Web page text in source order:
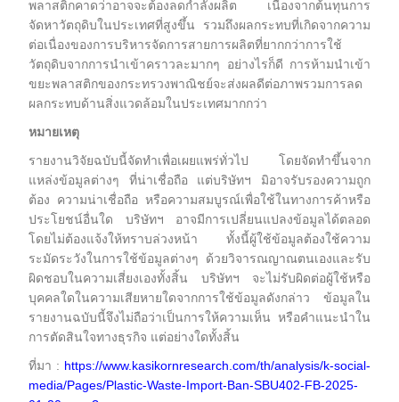
พลาสติกคาดว่าอาจจะต้องลดกำลังผลิต เนื่องจากต้นทุนการ
จัดหาวัตถุดิบในประเทศที่สูงขึ้น รวมถึงผลกระทบที่เกิดจากความ
ต่อเนื่องของการบริหารจัดการสายการผลิตที่ยากกว่าการใช้
วัตถุดิบจากการนำเข้าคราวละมากๆ อย่างไรก็ดี การห้ามนำเข้า
ขยะพลาสติกของกระทรวงพาณิชย์จะส่งผลดีต่อภาพรวมการลด
ผลกระทบด้านสิ่งแวดล้อมในประเทศมากกว่า
หมายเหตุ
รายงานวิจัยฉบับนี้จัดทำเพื่อเผยแพร่ทั่วไป โดยจัดทำขึ้นจาก
แหล่งข้อมูลต่างๆ ที่น่าเชื่อถือ แต่บริษัทฯ มิอาจรับรองความถูก
ต้อง ความน่าเชื่อถือ หรือความสมบูรณ์เพื่อใช้ในทางการค้าหรือ
ประโยชน์อื่นใด บริษัทฯ อาจมีการเปลี่ยนแปลงข้อมูลได้ตลอด
โดยไม่ต้องแจ้งให้ทราบล่วงหน้า ทั้งนี้ผู้ใช้ข้อมูลต้องใช้ความ
ระมัดระวังในการใช้ข้อมูลต่างๆ ด้วยวิจารณญาณตนเองและรับ
ผิดชอบในความเสี่ยงเองทั้งสิ้น บริษัทฯ จะไม่รับผิดต่อผู้ใช้หรือ
บุคคลใดในความเสียหายใดจากการใช้ข้อมูลดังกล่าว ข้อมูลใน
รายงานฉบับนี้จึงไม่ถือว่าเป็นการให้ความเห็น หรือคำแนะนำใน
การตัดสินใจทางธุรกิจ แต่อย่างใดทั้งสิ้น
ที่มา : https://www.kasikornresearch.com/th/analysis/k-social-
media/Pages/Plastic-Waste-Import-Ban-SBU402-FB-2025-